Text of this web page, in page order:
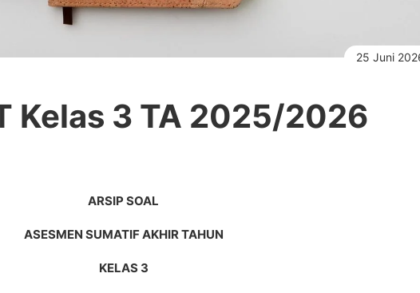
25 Juni
Kelas 3 TA 2025/2026
ARSIP SOAL
ASESMEN SUMATIF AKHIR TAHUN
KELAS 3